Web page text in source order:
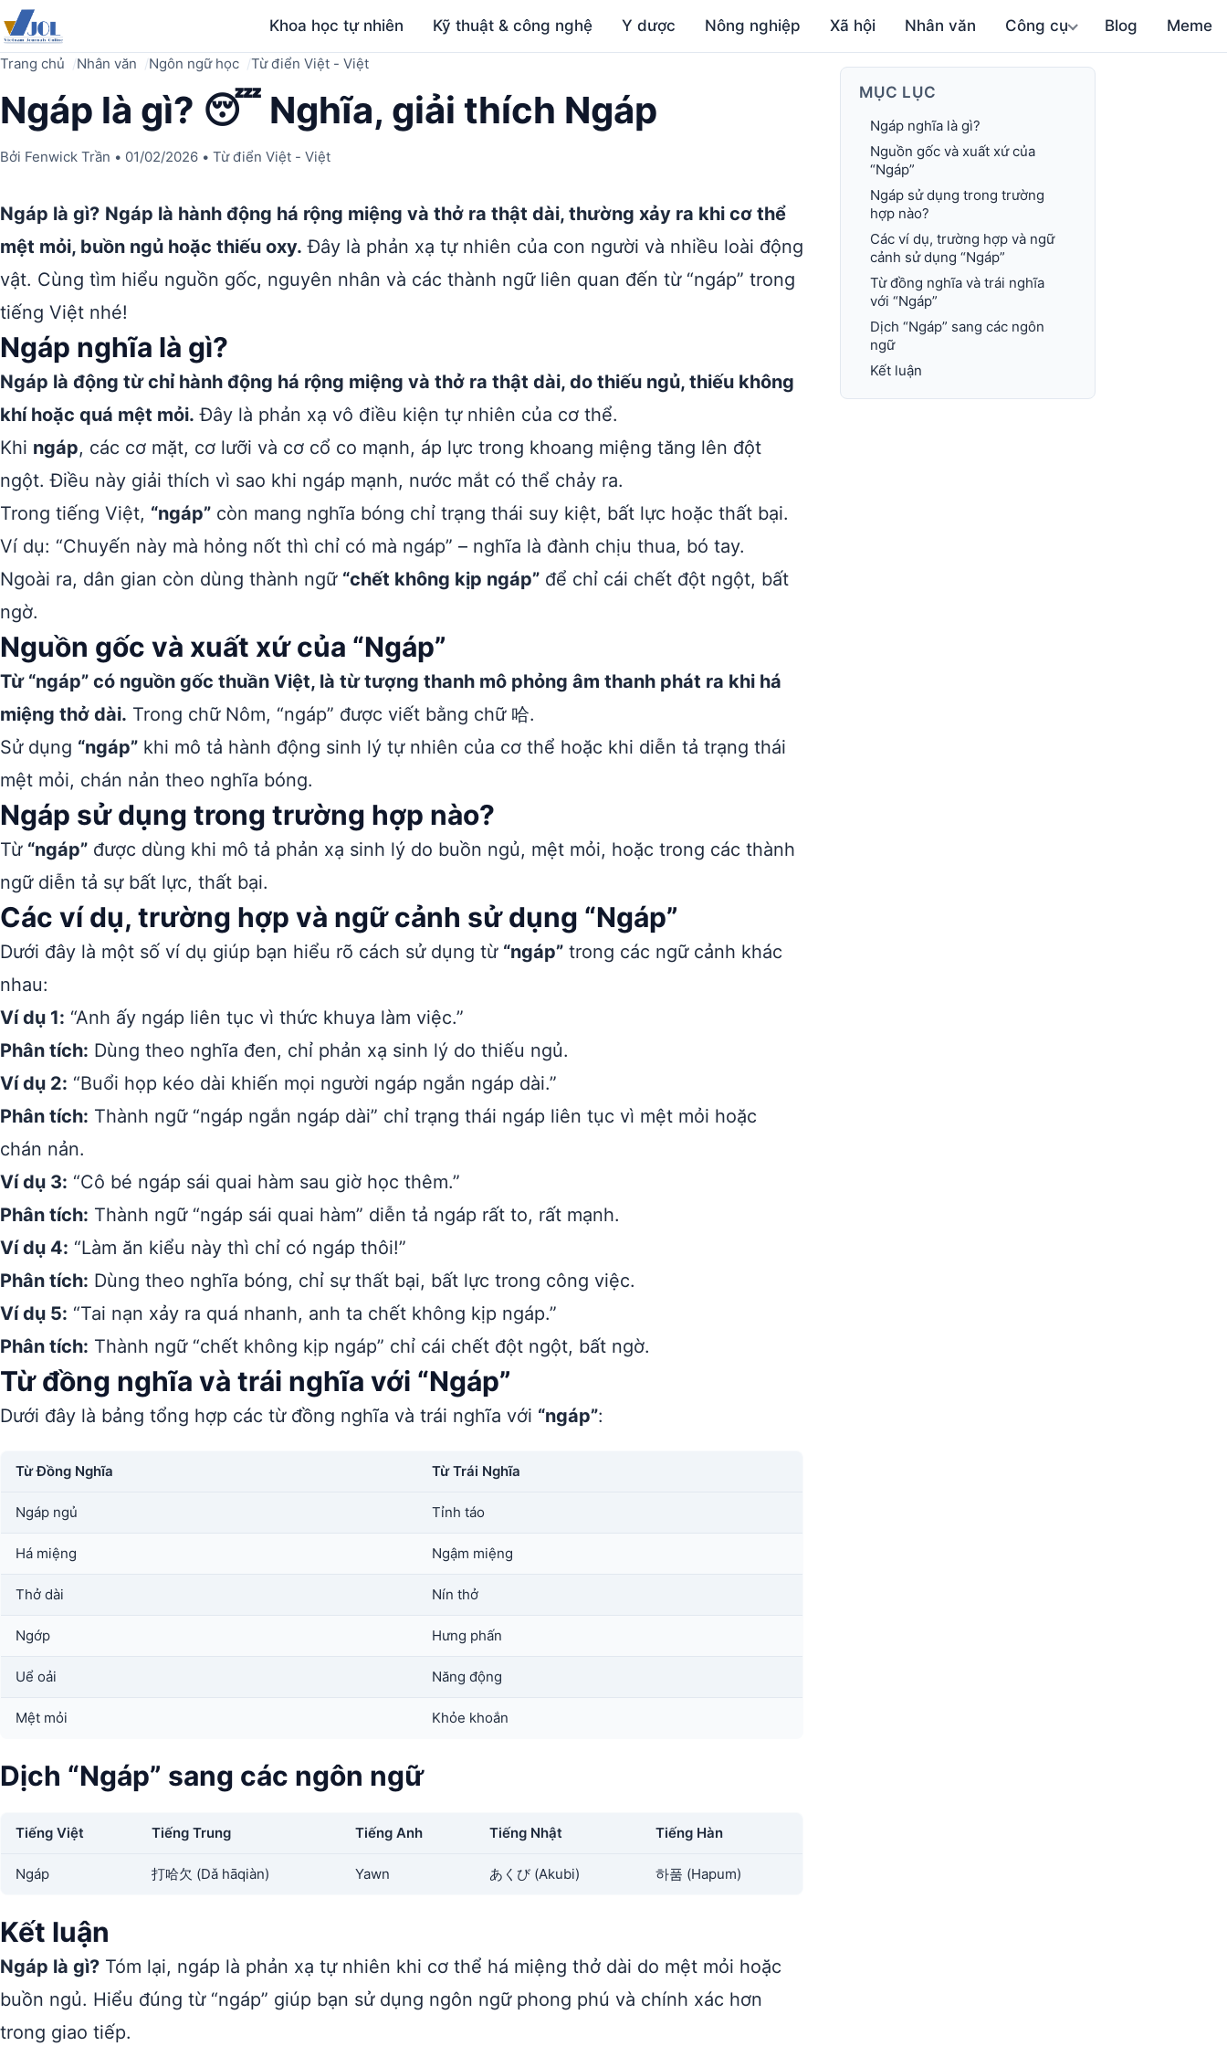
Khoa học tự nhiên Kỹ thuật & công nghệ Y dược Nông nghiệp Xã hội Nhân văn Công cụ Blog Meme
Trang chủ Nhân văn Ngôn ngữ học Từ điển Việt - Việt
Ngáp là gì? 😴 Nghĩa, giải thích Ngáp
Bởi Fenwick Trần • 01/02/2026 • Từ điển Việt - Việt
Ngáp là gì? Ngáp là hành động há rộng miệng và thở ra thật dài, thường xảy ra khi cơ thể
mệt mỏi, buồn ngủ hoặc thiếu oxy. Đây là phản xạ tự nhiên của con người và nhiều loài động
vật. Cùng tìm hiểu nguồn gốc, nguyên nhân và các thành ngữ liên quan đến từ “ngáp” trong
tiếng Việt nhé!
Ngáp nghĩa là gì?
Ngáp là động từ chỉ hành động há rộng miệng và thở ra thật dài, do thiếu ngủ, thiếu không
khí hoặc quá mệt mỏi. Đây là phản xạ vô điều kiện tự nhiên của cơ thể.
Khi ngáp, các cơ mặt, cơ lưỡi và cơ cổ co mạnh, áp lực trong khoang miệng tăng lên đột
ngột. Điều này giải thích vì sao khi ngáp mạnh, nước mắt có thể chảy ra.
Trong tiếng Việt, “ngáp” còn mang nghĩa bóng chỉ trạng thái suy kiệt, bất lực hoặc thất bại.
Ví dụ: “Chuyến này mà hỏng nốt thì chỉ có mà ngáp” – nghĩa là đành chịu thua, bó tay.
Ngoài ra, dân gian còn dùng thành ngữ “chết không kịp ngáp” để chỉ cái chết đột ngột, bất
ngờ.
Nguồn gốc và xuất xứ của “Ngáp”
Từ “ngáp” có nguồn gốc thuần Việt, là từ tượng thanh mô phỏng âm thanh phát ra khi há
miệng thở dài. Trong chữ Nôm, “ngáp” được viết bằng chữ 哈.
Sử dụng “ngáp” khi mô tả hành động sinh lý tự nhiên của cơ thể hoặc khi diễn tả trạng thái
mệt mỏi, chán nản theo nghĩa bóng.
Ngáp sử dụng trong trường hợp nào?
Từ “ngáp” được dùng khi mô tả phản xạ sinh lý do buồn ngủ, mệt mỏi, hoặc trong các thành
ngữ diễn tả sự bất lực, thất bại.
Các ví dụ, trường hợp và ngữ cảnh sử dụng “Ngáp”
Dưới đây là một số ví dụ giúp bạn hiểu rõ cách sử dụng từ “ngáp” trong các ngữ cảnh khác
nhau:
Ví dụ 1: “Anh ấy ngáp liên tục vì thức khuya làm việc.”
Phân tích: Dùng theo nghĩa đen, chỉ phản xạ sinh lý do thiếu ngủ.
Ví dụ 2: “Buổi họp kéo dài khiến mọi người ngáp ngắn ngáp dài.”
Phân tích: Thành ngữ “ngáp ngắn ngáp dài” chỉ trạng thái ngáp liên tục vì mệt mỏi hoặc
chán nản.
Ví dụ 3: “Cô bé ngáp sái quai hàm sau giờ học thêm.”
Phân tích: Thành ngữ “ngáp sái quai hàm” diễn tả ngáp rất to, rất mạnh.
Ví dụ 4: “Làm ăn kiểu này thì chỉ có ngáp thôi!”
Phân tích: Dùng theo nghĩa bóng, chỉ sự thất bại, bất lực trong công việc.
Ví dụ 5: “Tai nạn xảy ra quá nhanh, anh ta chết không kịp ngáp.”
Phân tích: Thành ngữ “chết không kịp ngáp” chỉ cái chết đột ngột, bất ngờ.
Từ đồng nghĩa và trái nghĩa với “Ngáp”
Dưới đây là bảng tổng hợp các từ đồng nghĩa và trái nghĩa với “ngáp”:
Từ Đồng Nghĩa Từ Trái Nghĩa
Ngáp ngủ Tỉnh táo
Há miệng Ngậm miệng
Thở dài Nín thở
Ngớp Hưng phấn
Uể oải Năng động
Mệt mỏi Khỏe khoắn
Dịch “Ngáp” sang các ngôn ngữ
Tiếng Việt Tiếng Trung Tiếng Anh Tiếng Nhật Tiếng Hàn
Ngáp 打哈欠 (Dǎ hāqiàn) Yawn あくび (Akubi) 하품 (Hapum)
Kết luận
Ngáp là gì? Tóm lại, ngáp là phản xạ tự nhiên khi cơ thể há miệng thở dài do mệt mỏi hoặc
buồn ngủ. Hiểu đúng từ “ngáp” giúp bạn sử dụng ngôn ngữ phong phú và chính xác hơn
trong giao tiếp.
MỤC LỤC
Ngáp nghĩa là gì?
Nguồn gốc và xuất xứ của
“Ngáp”
Ngáp sử dụng trong trường
hợp nào?
Các ví dụ, trường hợp và ngữ
cảnh sử dụng “Ngáp”
Từ đồng nghĩa và trái nghĩa
với “Ngáp”
Dịch “Ngáp” sang các ngôn
ngữ
Kết luận